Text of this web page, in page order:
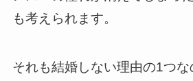
も考えられます。
それも結婚しない理由の1つ